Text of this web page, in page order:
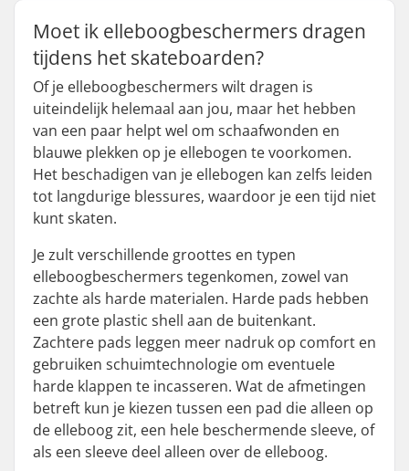
Moet ik elleboogbeschermers dragen
tijdens het skateboarden?
Of je elleboogbeschermers wilt dragen is
uiteindelijk helemaal aan jou, maar het hebben
van een paar helpt wel om schaafwonden en
blauwe plekken op je ellebogen te voorkomen.
Het beschadigen van je ellebogen kan zelfs leiden
tot langdurige blessures, waardoor je een tijd niet
kunt skaten.
Je zult verschillende groottes en typen
elleboogbeschermers tegenkomen, zowel van
zachte als harde materialen. Harde pads hebben
een grote plastic shell aan de buitenkant.
Zachtere pads leggen meer nadruk op comfort en
gebruiken schuimtechnologie om eventuele
harde klappen te incasseren. Wat de afmetingen
betreft kun je kiezen tussen een pad die alleen op
de elleboog zit, een hele beschermende sleeve, of
als een sleeve deel alleen over de elleboog.